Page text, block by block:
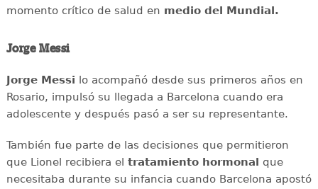
momento crítico de salud en medio del Mundial.
Jorge Messi
Jorge Messi lo acompañó desde sus primeros años en
Rosario, impulsó su llegada a Barcelona cuando era
adolescente y después pasó a ser su representante.
También fue parte de las decisiones que permitieron
que Lionel recibiera el tratamiento hormonal que
necesitaba durante su infancia cuando Barcelona apostó